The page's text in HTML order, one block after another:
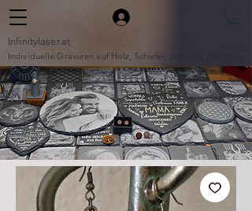
Infinitylaser.at
Individuelle Gravuren auf Holz, Schiefer, Schmuck und mehr